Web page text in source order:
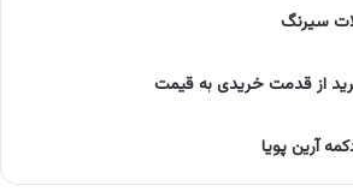
سیرنگ
از قدمت خریدی به قیمت
آرین پویا